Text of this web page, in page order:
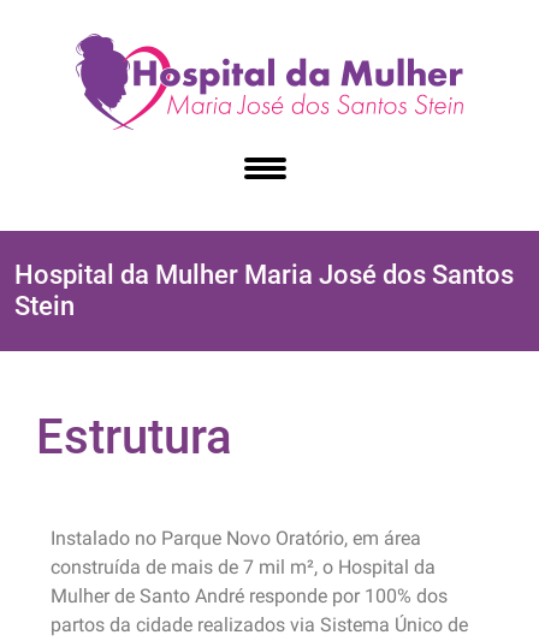
Hospital da Mulher Maria José dos Santos
Stein
Estrutura
Instalado no Parque Novo Oratório, em área
construída de mais de 7 mil m², o Hospital da
Mulher de Santo André responde por 100% dos
partos da cidade realizados via Sistema Único de